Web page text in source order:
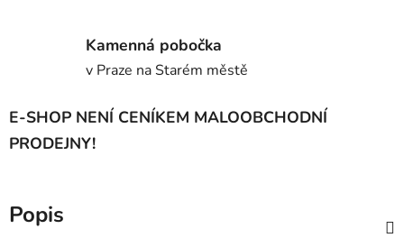
Kamenná pobočka
v Praze na Starém městě
E-SHOP NENÍ CENÍKEM MALOOBCHODNÍ
PRODEJNY!
Popis